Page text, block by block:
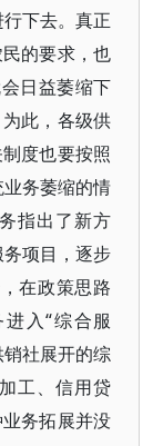
下去。真正
的要求，也
日益萎缩下
此，各级供
度也要按照
务萎缩的情
指出了新方
项目，逐步
在政策思路
入“综合服
社展开的综
工、信用贷
务拓展并没